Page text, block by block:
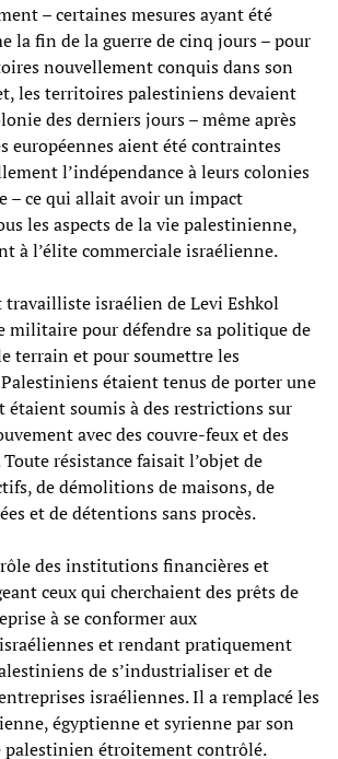
– certaines mesures ayant été
la fin de la guerre de cinq jours – pour
nouvellement conquis dans son
les territoires palestiniens devaient
des derniers jours – même après
européennes aient été contraintes
l’indépendance à leurs colonies
– ce qui allait avoir un impact
les aspects de la vie palestinienne,
à l’élite commerciale israélienne.
travailliste israélien de Levi Eshkol
militaire pour défendre sa politique de
terrain et pour soumettre les
étaient tenus de porter une
étaient soumis à des restrictions sur
avec des couvre-feux et des
résistance faisait l’objet de
de démolitions de maisons, de
et de détentions sans procès.
des institutions financières et
ceux qui cherchaient des prêts de
à se conformer aux
et rendant pratiquement
de s’industrialiser et de
israéliennes. Il a remplacé les
égyptienne et syrienne par son
palestinien étroitement contrôlé.